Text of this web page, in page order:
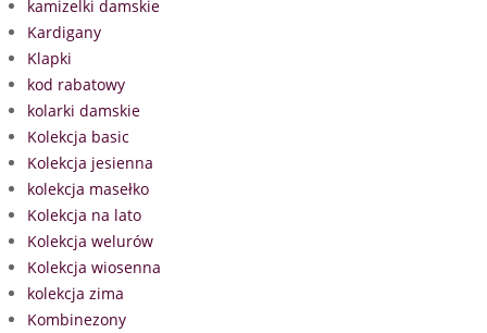
kamizelki damskie
Kardigany
Klapki
kod rabatowy
kolarki damskie
Kolekcja basic
Kolekcja jesienna
kolekcja masełko
Kolekcja na lato
Kolekcja welurów
Kolekcja wiosenna
kolekcja zima
Kombinezony